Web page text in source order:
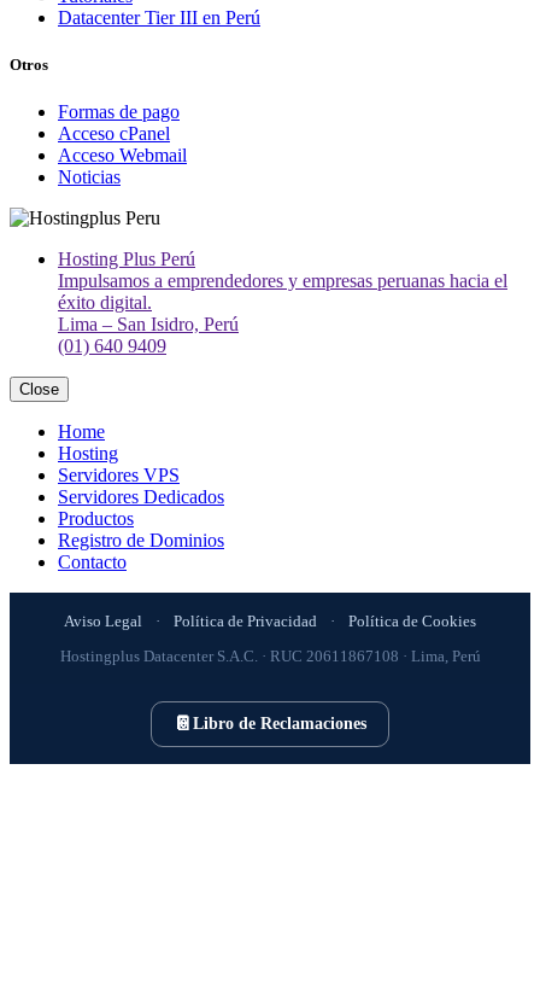
Datacenter Tier III en Perú
Otros
Formas de pago
Acceso cPanel
Acceso Webmail
Noticias
Hosting Plus Perú
Impulsamos a emprendedores y empresas peruanas hacia el
éxito digital.
Lima – San Isidro, Perú
(01) 640 9409
Close
Home
Hosting
Servidores VPS
Servidores Dedicados
Productos
Registro de Dominios
Contacto
Aviso Legal · Política de Privacidad ·
Política de Cookies
Hostingplus Datacenter S.A.C. · RUC 20611867108 · Lima, Perú
📔 Libro de Reclamaciones